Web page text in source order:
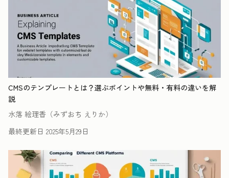
CMSのテンプレートとは？選ぶポイントや無料・有料の違いを解
説
水落 絵理香（みずおち えりか）
最終更新日 2025年5月29日